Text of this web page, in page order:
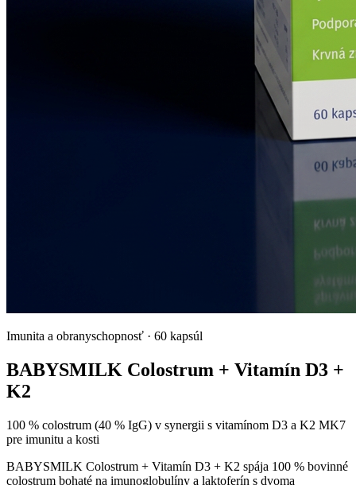
Imunita a obranyschopnosť · 60 kapsúl
BABYSMILK Colostrum + Vitamín D3 +
K2
100 % colostrum (40 % IgG) v synergii s vitamínom D3 a K2 MK7
pre imunitu a kosti
BABYSMILK Colostrum + Vitamín D3 + K2 spája 100 % bovinné
colostrum bohaté na imunoglobulíny a laktoferín s dvoma